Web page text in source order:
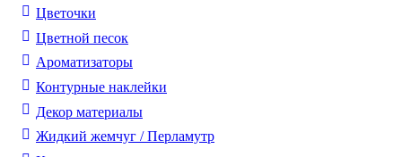
Цветочки
Цветной песок
Ароматизаторы
Контурные наклейки
Декор материалы
Жидкий жемчуг / Перламутр